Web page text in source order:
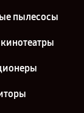
пылесосы